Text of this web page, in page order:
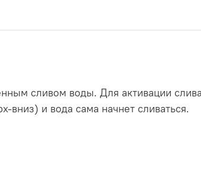
сливом воды. Для активации слива
вниз) и вода сама начнет сливаться.